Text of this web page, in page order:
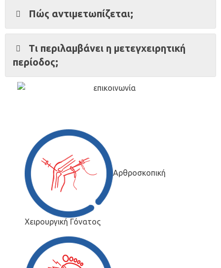
Πώς αντιμετωπίζεται;
Τι περιλαμβάνει η μετεγχειρητική
περίοδος;
Αρθροσκοπική
Χειρουργική Γόνατος